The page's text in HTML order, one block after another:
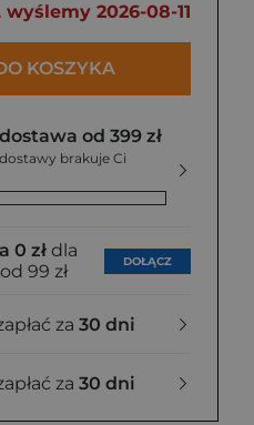
2026-08-11
KOSZYKA
od 399 zł
brakuje Ci
0 zł dla
99 zł
DOŁĄCZ
za 30 dni
za 30 dni